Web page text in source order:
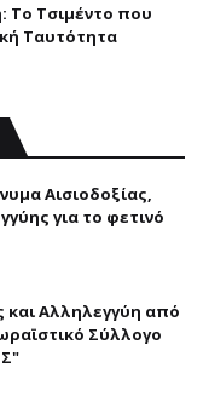
Το Τσιμέντο που
Ταυτότητα
Aισιοδοξίας,
για το φετινό
και Aλληλεγγύη από
Σύλλογο